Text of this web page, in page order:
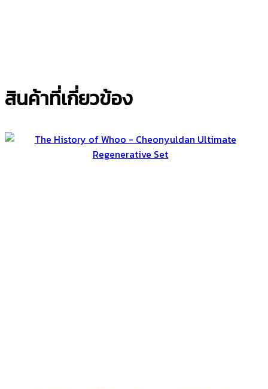
สินค้าที่เกี่ยวข้อง